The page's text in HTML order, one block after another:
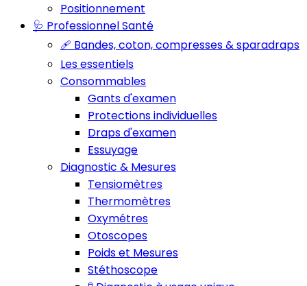
Positionnement
🩺 Professionnel Santé
🩹 Bandes, coton, compresses & sparadraps
Les essentiels
Consommables
Gants d'examen
Protections individuelles
Draps d'examen
Essuyage
Diagnostic & Mesures
Tensiomètres
Thermomètres
Oxymétres
Otoscopes
Poids et Mesures
Stéthoscope